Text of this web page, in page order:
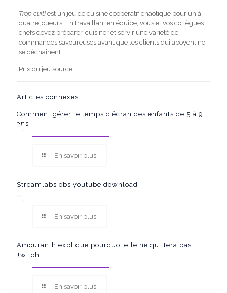
Trop cuit!est un jeu de cuisine coopératif chaotique pour un à
quatre joueurs. En travaillant en équipe, vous et vos collègues
chefs devez préparer, cuisiner et servir une variété de
commandes savoureuses avant que les clients qui aboyent ne
se déchaînent.
Prix ​​du jeu source
Articles connexes
Comment gérer le temps d’écran des enfants de 5 à 9
ans
En savoir plus
Streamlabs obs youtube download
En savoir plus
Amouranth explique pourquoi elle ne quittera pas
Twitch
En savoir plus